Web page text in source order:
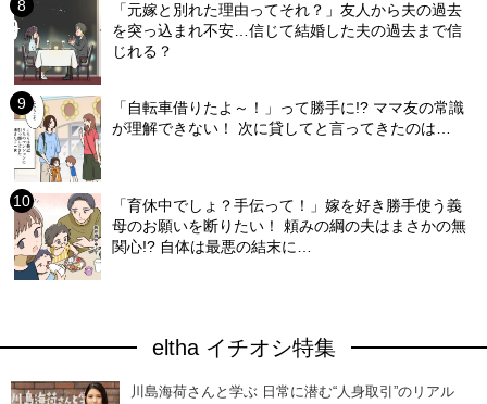
「元嫁と別れた理由ってそれ？」友人から夫の過去
を突っ込まれ不安…信じて結婚した夫の過去まで信
じれる？
「自転車借りたよ～！」って勝手に!? ママ友の常識
が理解できない！ 次に貸してと言ってきたのは…
「育休中でしょ？手伝って！」嫁を好き勝手使う義
母のお願いを断りたい！ 頼みの綱の夫はまさかの無
関心!? 自体は最悪の結末に…
eltha イチオシ特集
川島海荷さんと学ぶ 日常に潜む“人身取引”のリアル